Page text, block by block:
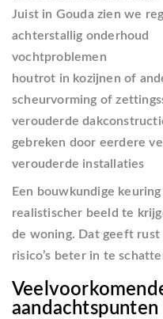
Juist in Gouda zien we
achterstallig onderhoud
vochtproblemen
houtrot in kozijnen of
scheurvorming of
verouderde
gebreken door eerdere
verouderde installaties
Een bouwkundige
realistischer beeld te
de woning. Dat geeft
risico’s beter in te
aandachtspunten